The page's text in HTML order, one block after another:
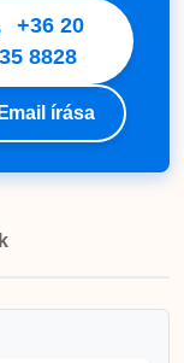
+36 20
8828
Email írása